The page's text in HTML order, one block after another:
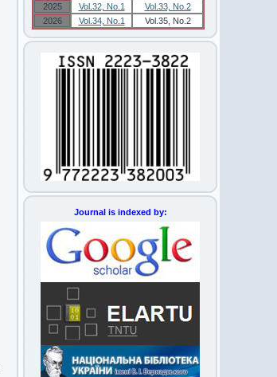
2025
Vol.32, No.1
Vol.33, No.2
2026
Vol.34, No.1 Vol.35, No.2
Journal is indexed by: